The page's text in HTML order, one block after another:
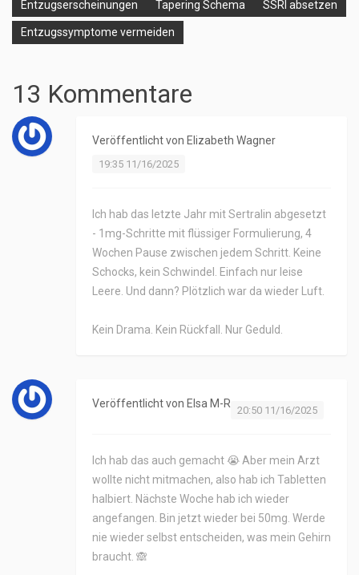
Entzugserscheinungen Tapering Schema SSRI absetzen
Entzugssymptome vermeiden
13 Kommentare
Veröffentlicht von Elizabeth Wagner
19:35 11/16/2025
Ich hab das letzte Jahr mit Sertralin abgesetzt
- 1mg-Schritte mit flüssiger Formulierung, 4
Wochen Pause zwischen jedem Schritt. Keine
Schocks, kein Schwindel. Einfach nur leise
Leere. Und dann? Plötzlich war da wieder Luft.
Kein Drama. Kein Rückfall. Nur Geduld.
Veröffentlicht von Elsa M-R
20:50 11/16/2025
Ich hab das auch gemacht 😭 Aber mein Arzt
wollte nicht mitmachen, also hab ich Tabletten
halbiert. Nächste Woche hab ich wieder
angefangen. Bin jetzt wieder bei 50mg. Werde
nie wieder selbst entscheiden, was mein Gehirn
braucht. 🙈